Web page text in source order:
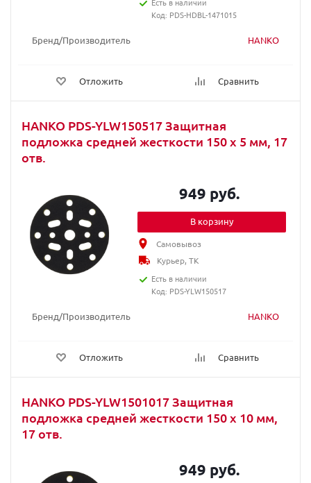
Бренд/Производитель HANKO
Отложить Сравнить
Код: PDS-HDBL-1471015
HANKO PDS-YLW150517 Защитная
подложка средней жесткости 150 x 5 мм, 17
отв.
Бренд/Производитель HANKO
Отложить Сравнить
949 руб.
В корзину
Самовывоз
Курьер, ТК
Есть в наличии
Код: PDS-YLW150517
HANKO PDS-YLW1501017 Защитная
подложка средней жесткости 150 x 10 мм,
17 отв.
949 руб.